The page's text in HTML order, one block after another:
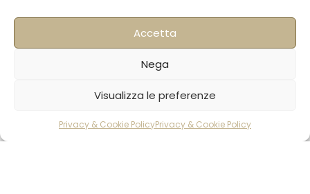
Accetta
Nega
Visualizza le preferenze
Privacy & Cookie PolicyPrivacy & Cookie Policy
16 Raffles Quay #33-03